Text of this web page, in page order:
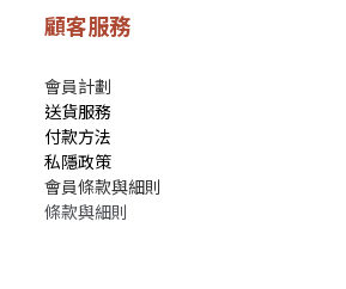
顧客服務
會員計劃
送貨服務
付款方法
私隱政策
會員條款與細則
條款與細則